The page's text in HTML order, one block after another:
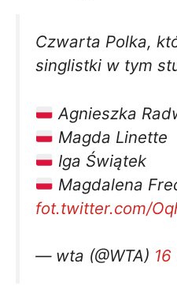
Czwarta Polka,
singlistki w tym
Agnieszka
Magda Linette
Iga Świątek
Magdalena
fot.twitter.com/
— wta (@WTA)